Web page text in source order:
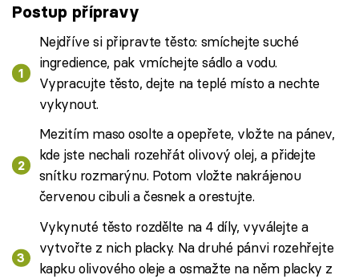
Postup přípravy
Nejdříve si připravte těsto: smíchejte suché
ingredience, pak vmíchejte sádlo a vodu.
Vypracujte těsto, dejte na teplé místo a nechte
vykynout.
Mezitím maso osolte a opepřete, vložte na pánev,
kde jste nechali rozehřát olivový olej, a přidejte
snítku rozmarýnu. Potom vložte nakrájenou
červenou cibuli a česnek a orestujte.
Vykynuté těsto rozdělte na 4 díly, vyválejte a
vytvořte z nich placky. Na druhé pánvi rozehřejte
kapku olivového oleje a osmažte na něm placky z